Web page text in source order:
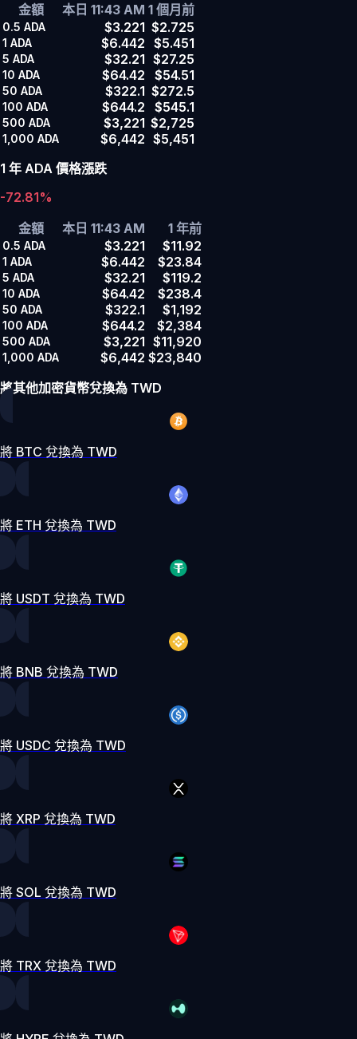
金額
本日 11:43 AM 1 個月前
0.5 ADA $3.221 $2.725
1 ADA $6.442 $5.451
5 ADA $32.21 $27.25
10 ADA $64.42 $54.51
50 ADA $322.1 $272.5
100 ADA $644.2 $545.1
500 ADA $3,221 $2,725
1,000 ADA $6,442 $5,451
1 年 ADA 價格漲跌
-72.81%
金額
本日 11:43 AM 1 年前
0.5 ADA $3.221 $11.92
1 ADA $6.442 $23.84
5 ADA $32.21 $119.2
10 ADA $64.42 $238.4
50 ADA $322.1 $1,192
100 ADA $644.2 $2,384
500 ADA $3,221 $11,920
1,000 ADA $6,442 $23,840
將其他加密貨幣兌換為 TWD
將 BTC 兌換為 TWD
將 ETH 兌換為 TWD
將 USDT 兌換為 TWD
將 BNB 兌換為 TWD
將 USDC 兌換為 TWD
將 XRP 兌換為 TWD
將 SOL 兌換為 TWD
將 TRX 兌換為 TWD